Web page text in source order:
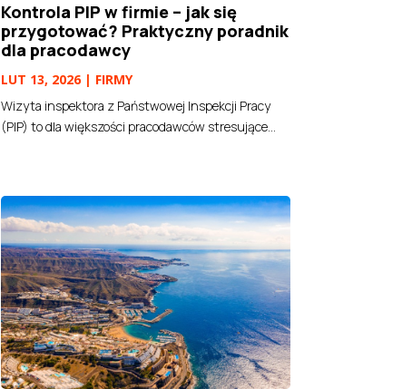
Kontrola PIP w firmie – jak się
przygotować? Praktyczny poradnik
dla pracodawcy
LUT 13, 2026| FIRMY
Wizyta inspektora z Państwowej Inspekcji Pracy
(PIP) to dla większości pracodawców stresujące...